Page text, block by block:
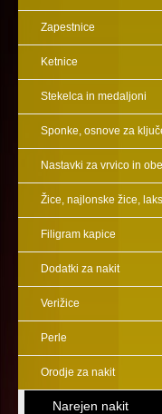
Zapestnice
Ketnice
Stekelca in medaljoni
Sponke, osnove za
Nastavki za vrvico in
Žice, najlonske žice,
Filigram kapice
Dodatki za nakit
Verižice
Perle
Orodje za nakit
Narejen nakit